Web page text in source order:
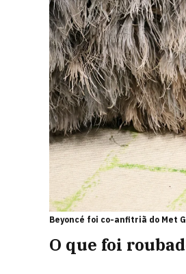
Beyoncé foi co-anfitriã do Met
O que foi